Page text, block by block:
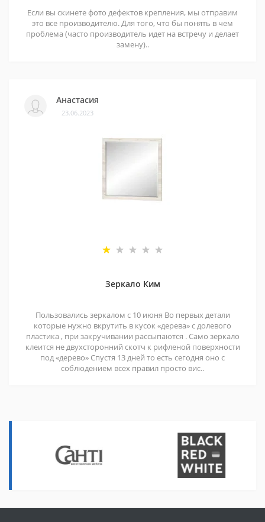
Если вы скинете фото дефектов крепления, мы отправим
это все производителю. Для того, что бы понять в чем
проблема (часто производитель идет на встречу и делает
замену)..
Анастасия
23.06.2023
Зеркало Ким
Пользовались зеркалом с 10 июня Во первых детали
которые нужно вкрутить в кусок «дерева» с долевого
пластика , при закручивании рассыпаются . Само зеркало
клеится не двухсторонний скотч к рифленой поверхности
под «дерево» Спустя 13 дней то есть сегодня оно с
соблюдением всех правил просто вис..